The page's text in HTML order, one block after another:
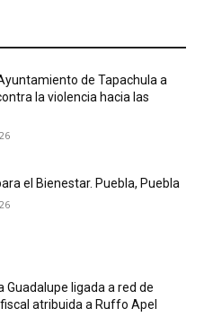
de Tapachula a
la violencia hacia las
el Bienestar. Puebla, Puebla
Guadalupe ligada a red de
atribuida a Ruffo Apel